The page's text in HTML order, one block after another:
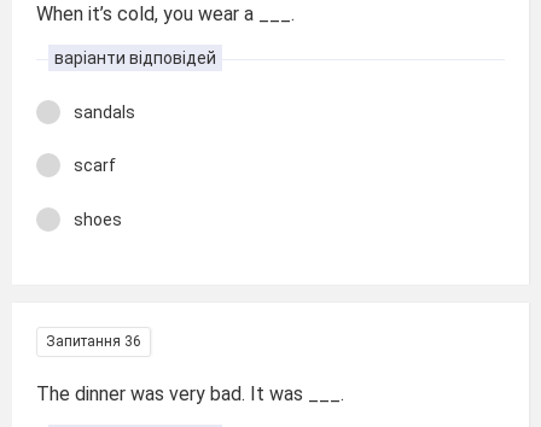
When it’s cold, you wear a ___.
варіанти відповідей
sandals
scarf
shoes
Запитання 36
The dinner was very bad. It was ___.